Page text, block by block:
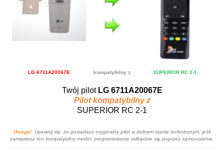
LG 6711A20067E kompatybilny z SUPERIOR RC 2-1
Twój pilot LG 6711A20067E
Pilot kompatybilny z
SUPERIOR RC 2-1
Uwaga! Upewnij się, że posiadasz oryginalny pilot w dobrym stanie technicznym, jeśli
zamawiasz ten kompatybilny model: programowanie odbędzie się poprzez samouczenie.